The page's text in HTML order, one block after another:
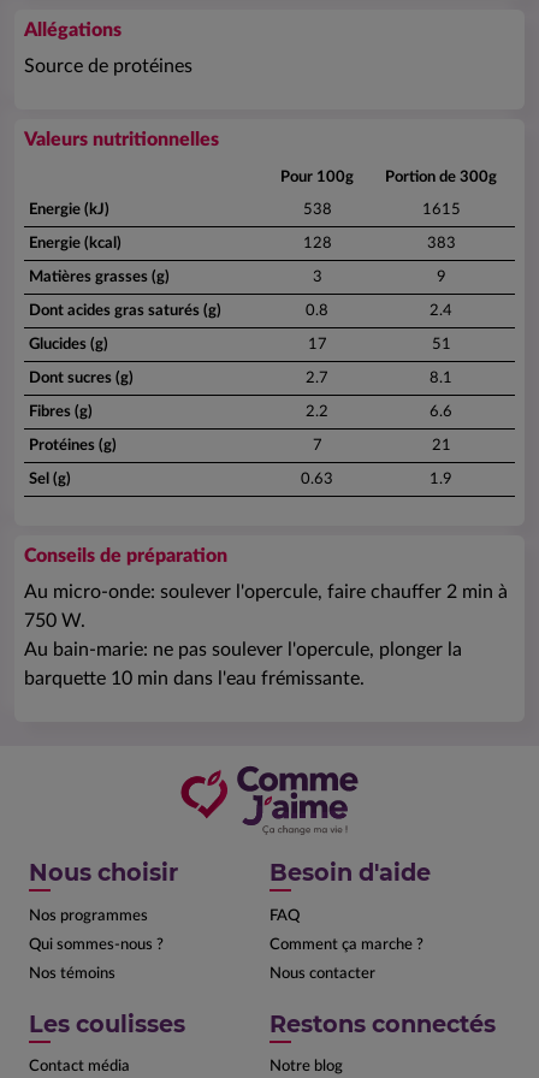
Allégations
Source de protéines
Valeurs nutritionnelles
Pour 100g Portion de 300g
Energie (kJ) 538 1615
Energie (kcal) 128 383
Matières grasses (g) 3 9
Dont acides gras saturés (g) 0.8 2.4
Glucides (g) 17 51
Dont sucres (g) 2.7 8.1
Fibres (g) 2.2 6.6
Protéines (g) 7 21
Sel (g) 0.63 1.9
Conseils de préparation
Au micro-onde: soulever l'opercule, faire chauffer 2 min à
750 W.
Au bain-marie: ne pas soulever l'opercule, plonger la
barquette 10 min dans l'eau frémissante.
Nous choisir
Nos programmes
Qui sommes-nous ?
Nos témoins
Besoin d'aide
FAQ
Comment ça marche ?
Nous contacter
Les coulisses
Contact média
Restons connectés
Notre blog